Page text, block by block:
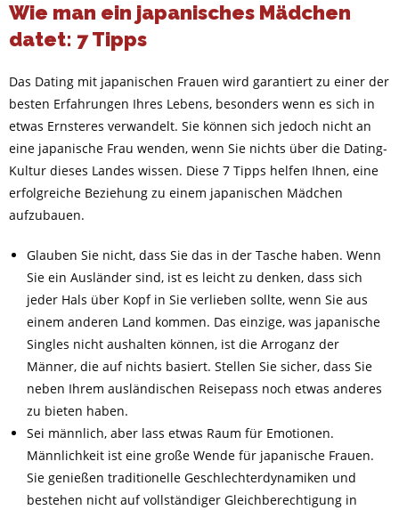
Wie man ein japanisches Mädchen
datet: 7 Tipps
Das Dating mit japanischen Frauen wird garantiert zu einer der
besten Erfahrungen Ihres Lebens, besonders wenn es sich in
etwas Ernsteres verwandelt. Sie können sich jedoch nicht an
eine japanische Frau wenden, wenn Sie nichts über die Dating-
Kultur dieses Landes wissen. Diese 7 Tipps helfen Ihnen, eine
erfolgreiche Beziehung zu einem japanischen Mädchen
aufzubauen.
Glauben Sie nicht, dass Sie das in der Tasche haben. Wenn
Sie ein Ausländer sind, ist es leicht zu denken, dass sich
jeder Hals über Kopf in Sie verlieben sollte, wenn Sie aus
einem anderen Land kommen. Das einzige, was japanische
Singles nicht aushalten können, ist die Arroganz der
Männer, die auf nichts basiert. Stellen Sie sicher, dass Sie
neben Ihrem ausländischen Reisepass noch etwas anderes
zu bieten haben.
Sei männlich, aber lass etwas Raum für Emotionen.
Männlichkeit ist eine große Wende für japanische Frauen.
Sie genießen traditionelle Geschlechterdynamiken und
bestehen nicht auf vollständiger Gleichberechtigung in